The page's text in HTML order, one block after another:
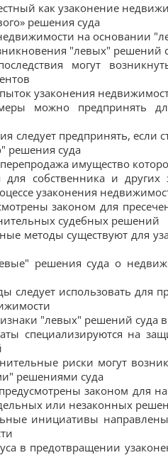
как узаконение
решения суда
на основании
"левых" решений
могут
узаконения
можно предпринять
следует предпринять, если
решения суда
имущество
для собственника и
узаконения
законом для
судебных решений
методы существуют для
решения суда о
следует использовать для
"левых" решений суда
специализируются на
риски могут
решениями суда
законом для
или незаконных
инициативы
в предотвращении